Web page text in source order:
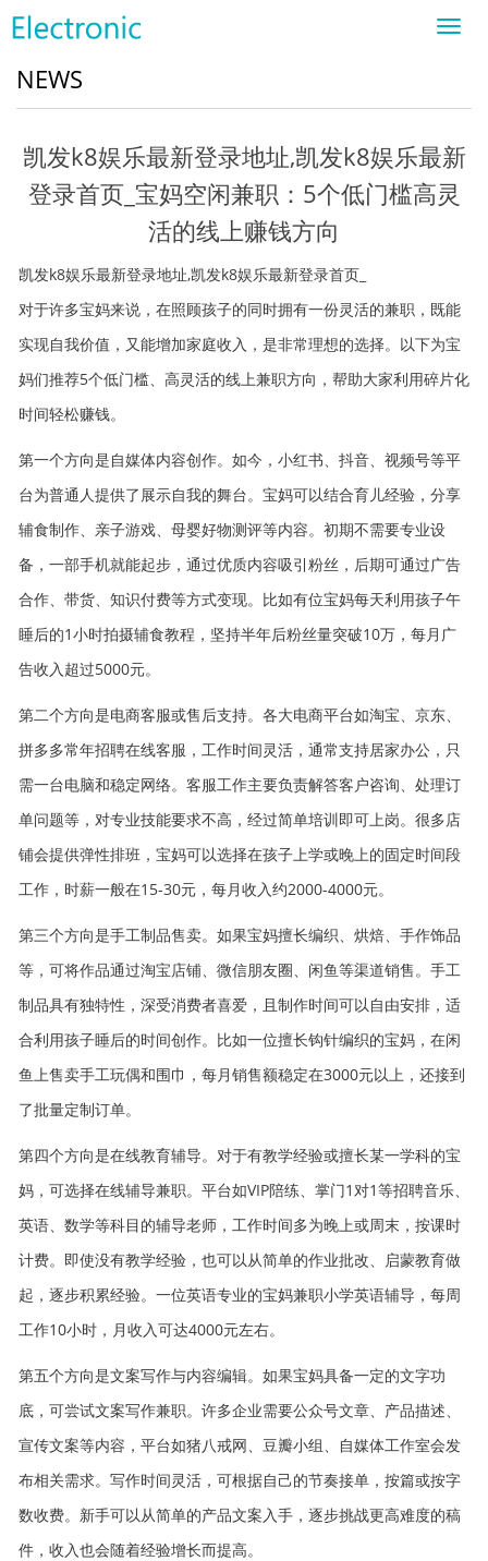
NEWS
凯发k8娱乐最新登录地址,凯发k8娱乐最新
登录首页_宝妈空闲兼职：5个低门槛高灵
活的线上赚钱方向
凯发k8娱乐最新登录地址,凯发k8娱乐最新登录首页_
对于许多宝妈来说，在照顾孩子的同时拥有一份灵活的兼职，既能
实现自我价值，又能增加家庭收入，是非常理想的选择。以下为宝
妈们推荐5个低门槛、高灵活的线上兼职方向，帮助大家利用碎片化
时间轻松赚钱。
第一个方向是自媒体内容创作。如今，小红书、抖音、视频号等平
台为普通人提供了展示自我的舞台。宝妈可以结合育儿经验，分享
辅食制作、亲子游戏、母婴好物测评等内容。初期不需要专业设
备，一部手机就能起步，通过优质内容吸引粉丝，后期可通过广告
合作、带货、知识付费等方式变现。比如有位宝妈每天利用孩子午
睡后的1小时拍摄辅食教程，坚持半年后粉丝量突破10万，每月广
告收入超过5000元。
第二个方向是电商客服或售后支持。各大电商平台如淘宝、京东、
拼多多常年招聘在线客服，工作时间灵活，通常支持居家办公，只
需一台电脑和稳定网络。客服工作主要负责解答客户咨询、处理订
单问题等，对专业技能要求不高，经过简单培训即可上岗。很多店
铺会提供弹性排班，宝妈可以选择在孩子上学或晚上的固定时间段
工作，时薪一般在15-30元，每月收入约2000-4000元。
第三个方向是手工制品售卖。如果宝妈擅长编织、烘焙、手作饰品
等，可将作品通过淘宝店铺、微信朋友圈、闲鱼等渠道销售。手工
制品具有独特性，深受消费者喜爱，且制作时间可以自由安排，适
合利用孩子睡后的时间创作。比如一位擅长钩针编织的宝妈，在闲
鱼上售卖手工玩偶和围巾，每月销售额稳定在3000元以上，还接到
了批量定制订单。
第四个方向是在线教育辅导。对于有教学经验或擅长某一学科的宝
妈，可选择在线辅导兼职。平台如VIP陪练、掌门1对1等招聘音乐、
英语、数学等科目的辅导老师，工作时间多为晚上或周末，按课时
计费。即使没有教学经验，也可以从简单的作业批改、启蒙教育做
起，逐步积累经验。一位英语专业的宝妈兼职小学英语辅导，每周
工作10小时，月收入可达4000元左右。
第五个方向是文案写作与内容编辑。如果宝妈具备一定的文字功
底，可尝试文案写作兼职。许多企业需要公众号文章、产品描述、
宣传文案等内容，平台如猪八戒网、豆瓣小组、自媒体工作室会发
布相关需求。写作时间灵活，可根据自己的节奏接单，按篇或按字
数收费。新手可以从简单的产品文案入手，逐步挑战更高难度的稿
件，收入也会随着经验增长而提高。